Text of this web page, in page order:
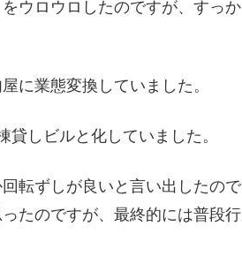
ウロウロしたのですが、すっ
に業態変換していました。
しビルと化していました。
転ずしが良いと言い出したの
たのですが、最終的には普段